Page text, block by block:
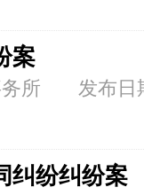
案
务所 发布
纠纷纠纷案